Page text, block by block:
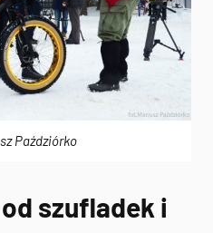
Paździórko
szufladek i